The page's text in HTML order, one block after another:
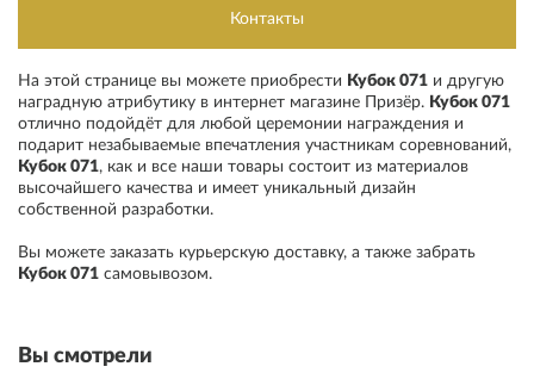
Контакты
На этой странице вы можете приобрести Кубок 071 и другую
наградную атрибутику в интернет магазине Призёр. Кубок 071
отлично подойдёт для любой церемонии награждения и
подарит незабываемые впечатления участникам соревнований,
Кубок 071, как и все наши товары состоит из материалов
высочайшего качества и имеет уникальный дизайн
собственной разработки.
Вы можете заказать курьерскую доставку, а также забрать
Кубок 071 самовывозом.
Вы смотрели